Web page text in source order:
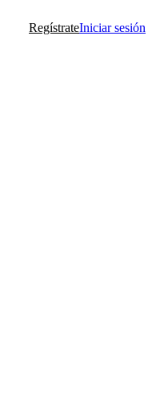
RegístrateIniciar sesión